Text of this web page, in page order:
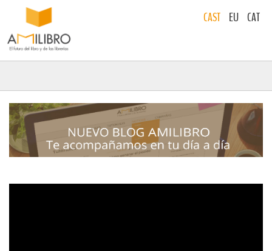
CAST EU CAT